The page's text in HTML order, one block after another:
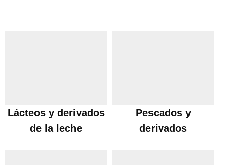
Lácteos y derivados
de la leche
Pescados y
derivados